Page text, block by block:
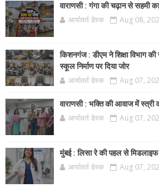
वाराणसी : गंगा की चढ़ान से सहमी
आर्यावर्त डेस्क Aug 08,
किशनगंज : डीएम ने शिक्षा विभाग
स्कूल निर्माण पर दिया जोर
आर्यावर्त डेस्क Aug 07,
वाराणसी : भक्ति की आवाज में स्त्री
आर्यावर्त डेस्क Aug 07,
मुंबई : लिसा रे की पहल से मिडलाइफ
आर्यावर्त डेस्क Aug 07,